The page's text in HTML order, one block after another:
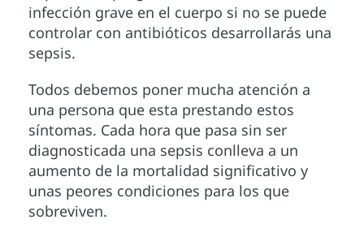
infección grave en el cuerpo si no se puede
controlar con antibióticos desarrollarás una
sepsis.
Todos debemos poner mucha atención a
una persona que esta prestando estos
síntomas. Cada hora que pasa sin ser
diagnosticada una sepsis conlleva a un
aumento de la mortalidad significativo y
unas peores condiciones para los que
sobreviven.